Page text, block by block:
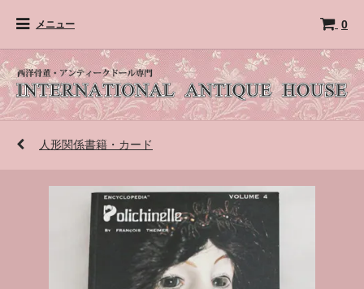
メニュー 0
人形関係書籍・カード